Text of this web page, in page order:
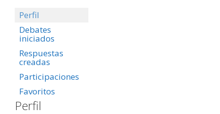
Perfil
Debates
iniciados
Respuestas
creadas
Participaciones
Favoritos
Perfil